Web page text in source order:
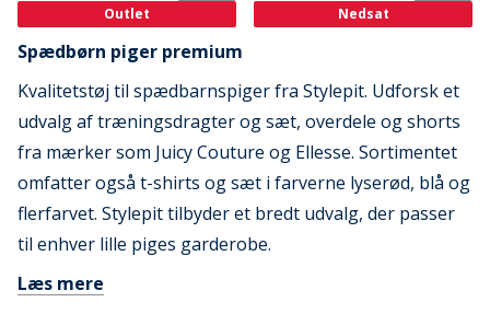
Outlet Nedsat
Spædbørn piger premium
Kvalitetstøj til spædbarnspiger fra Stylepit. Udforsk et
udvalg af træningsdragter og sæt, overdele og shorts
fra mærker som Juicy Couture og Ellesse. Sortimentet
omfatter også t-shirts og sæt i farverne lyserød, blå og
flerfarvet. Stylepit tilbyder et bredt udvalg, der passer
til enhver lille piges garderobe.
Læs mere